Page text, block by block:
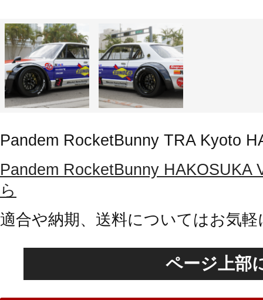
Pandem RocketBunny TRA Kyoto
Pandem RocketBunny HAKOSUKA
ら
適合や納期、送料についてはお気
ページ上部